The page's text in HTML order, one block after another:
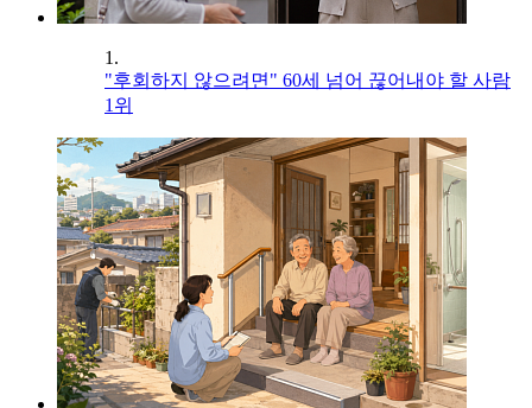
1.
"후회하지 않으려면" 60세 넘어 끊어내야 할 사람
1위